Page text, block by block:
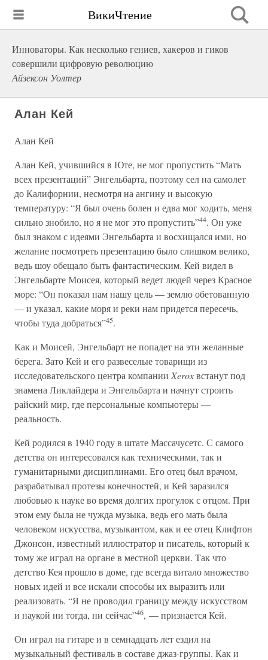
ВикиЧтение
Инноваторы. Как несколько гениев, хакеров и гиков
совершили цифровую революцию
Айзексон Уолтер
Алан Кей
Алан Кей
Алан Кей, учившийся в Юте, не мог пропустить “Мать
всех презентаций” Энгельбарта, поэтому сел на самолет
до Калифорнии, несмотря на ангину и высокую
температуру: “Я был очень болен и едва мог ходить, меня
сильно знобило, но я не мог это пропустить”44. Он уже
был знаком с идеями Энгельбарта и восхищался ими, но
желание посмотреть презентацию было слишком велико,
ведь шоу обещало быть фантастическим. Кей видел в
Энгельбарте Моисея, который ведет людей через Красное
море: “Он показал нам нашу цель — землю обетованную
— и указал, какие моря и реки нам придется пересечь,
чтобы туда добраться”45.
Как и Моисей, Энгельбарт не попадет на эти желанные
берега. Зато Кей и его развеселые товарищи из
исследовательского центра компании Xeroxвстанут под
знамена Ликлайдера и Энгельбарта и начнут строить
райский мир, где персональные компьютеры —
реальность.
Кей родился в 1940 году в штате Массачусетс. С самого
детства он интересовался как техническими, так и
гуманитарными дисциплинами. Его отец был врачом,
разрабатывал протезы конечностей, и Кей заразился
любовью к науке во время долгих прогулок с отцом. При
этом ему была не чужда музыка, ведь его мать была
человеком искусства, музыкантом, как и ее отец Клифтон
Джонсон, известный иллюстратор и писатель, который к
тому же играл на органе в местной церкви. Так что
детство Кея прошло в доме, где всегда витало множество
новых идей и все искали способы их выразить или
реализовать. “Я не проводил границу между искусством
и наукой ни тогда, ни сейчас”46, — признается Кей.
Он играл на гитаре и в семнадцать лет ездил на
музыкальный фестиваль в составе джаз-группы. Как и